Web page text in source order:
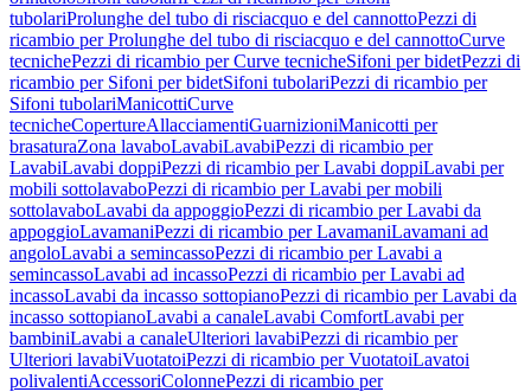
tubolariProlunghe del tubo di risciacquo e del cannottoPezzi di
ricambio per Prolunghe del tubo di risciacquo e del cannottoCurve
tecnichePezzi di ricambio per Curve tecnicheSifoni per bidetPezzi di
ricambio per Sifoni per bidetSifoni tubolariPezzi di ricambio per
Sifoni tubolariManicottiCurve
tecnicheCopertureAllacciamentiGuarnizioniManicotti per
brasaturaZona lavaboLavabiLavabiPezzi di ricambio per
LavabiLavabi doppiPezzi di ricambio per Lavabi doppiLavabi per
mobili sottolavaboPezzi di ricambio per Lavabi per mobili
sottolavaboLavabi da appoggioPezzi di ricambio per Lavabi da
appoggioLavamaniPezzi di ricambio per LavamaniLavamani ad
angoloLavabi a semincassoPezzi di ricambio per Lavabi a
semincassoLavabi ad incassoPezzi di ricambio per Lavabi ad
incassoLavabi da incasso sottopianoPezzi di ricambio per Lavabi da
incasso sottopianoLavabi a canaleLavabi ComfortLavabi per
bambiniLavabi a canaleUlteriori lavabiPezzi di ricambio per
Ulteriori lavabiVuotatoiPezzi di ricambio per VuotatoiLavatoi
polivalentiAccessoriColonnePezzi di ricambio per